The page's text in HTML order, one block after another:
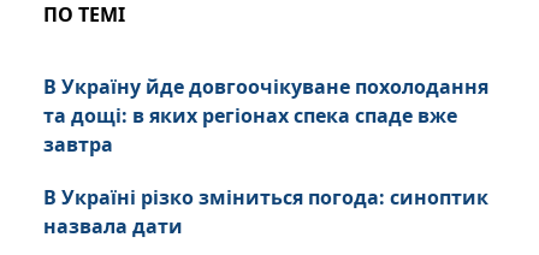
ПО ТЕМІ
В Україну йде довгоочікуване похолодання
та дощі: в яких регіонах спека спаде вже
завтра
В Україні різко зміниться погода: синоптик
назвала дати